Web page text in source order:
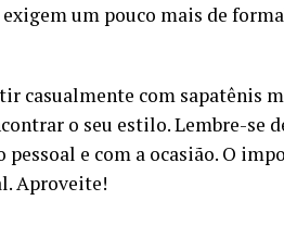
um pouco mais de
casualmente com sapatênis
o seu estilo. Lembre-se
e com a ocasião. O
Aproveite!